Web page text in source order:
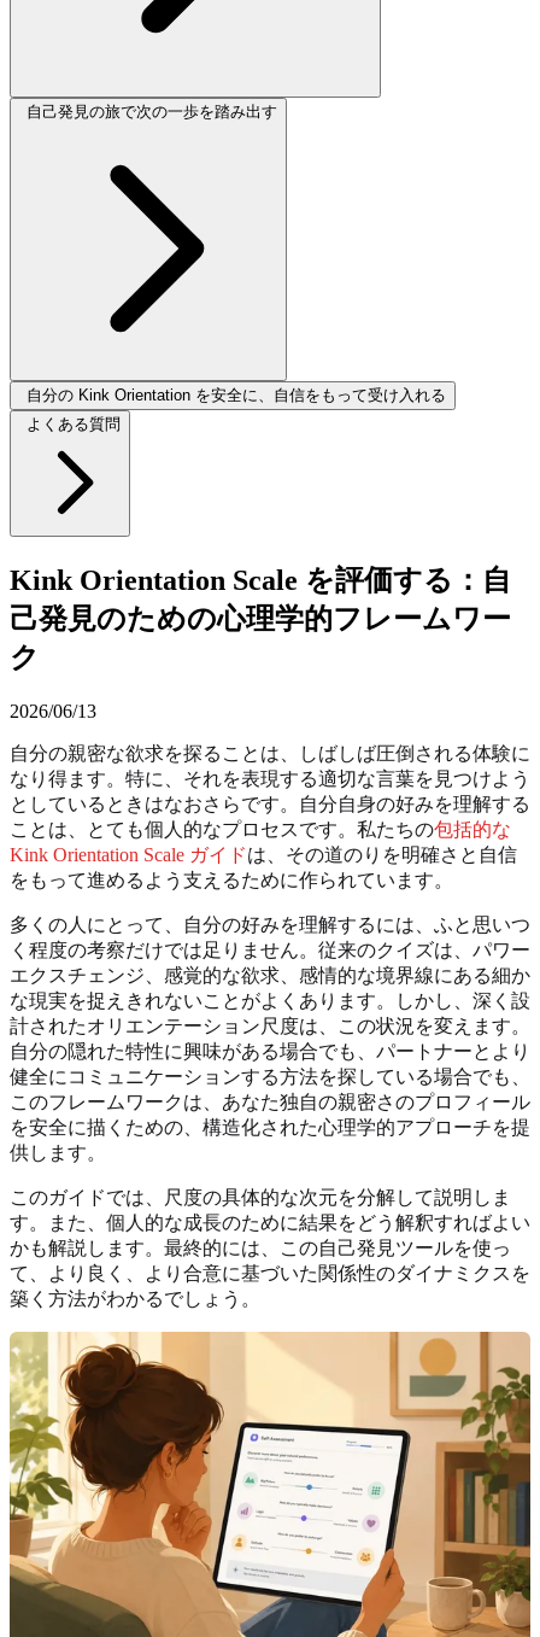
自己発見の旅で次の一歩を踏み出す
自分の Kink Orientation を安全に、自信をもって受け入れる
よくある質問
Kink Orientation Scale を評価する：自
己発見のための心理学的フレームワー
ク
2026/06/13
自分の親密な欲求を探ることは、しばしば圧倒される体験に
なり得ます。特に、それを表現する適切な言葉を見つけよう
としているときはなおさらです。自分自身の好みを理解する
ことは、とても個人的なプロセスです。私たちの包括的な
Kink Orientation Scale ガイドは、その道のりを明確さと自信
をもって進めるよう支えるために作られています。
多くの人にとって、自分の好みを理解するには、ふと思いつ
く程度の考察だけでは足りません。従来のクイズは、パワー
エクスチェンジ、感覚的な欲求、感情的な境界線にある細か
な現実を捉えきれないことがよくあります。しかし、深く設
計されたオリエンテーション尺度は、この状況を変えます。
自分の隠れた特性に興味がある場合でも、パートナーとより
健全にコミュニケーションする方法を探している場合でも、
このフレームワークは、あなた独自の親密さのプロフィール
を安全に描くための、構造化された心理学的アプローチを提
供します。
このガイドでは、尺度の具体的な次元を分解して説明しま
す。また、個人的な成長のために結果をどう解釈すればよい
かも解説します。最終的には、この自己発見ツールを使っ
て、より良く、より合意に基づいた関係性のダイナミクスを
築く方法がわかるでしょう。